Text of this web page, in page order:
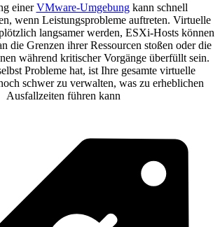
einerVMware-Umgebungkann schnell
wenn Leistungsprobleme auftreten. Virtuelle
langsamer werden, ESXi-Hosts können
die Grenzen ihrer Ressourcen stoßen oder die
während kritischer Vorgänge überfüllt sein.
Probleme hat, ist Ihre gesamte virtuelle
schwer zu verwalten, was zu erheblichen
Ausfallzeiten führen kann